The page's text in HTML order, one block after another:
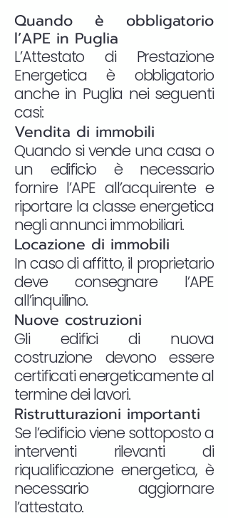
Quando è obbligatorio
l’APE in Puglia
L’Attestato di Prestazione
Energetica è obbligatorio
anche in Puglia nei seguenti
casi:
Vendita di immobili
Quando si vende una casa o
un edificio è necessario
fornire l’APE all’acquirente e
riportare la classe energetica
negli annunci immobiliari.
Locazione di immobili
In caso di affitto, il proprietario
deve consegnare l’APE
all’inquilino.
Nuove costruzioni
Gli edifici di nuova
costruzione devono essere
certificati energeticamente al
termine dei lavori.
Ristrutturazioni importanti
Se l’edificio viene sottoposto a
interventi rilevanti di
riqualificazione energetica, è
necessario aggiornare
l’attestato.